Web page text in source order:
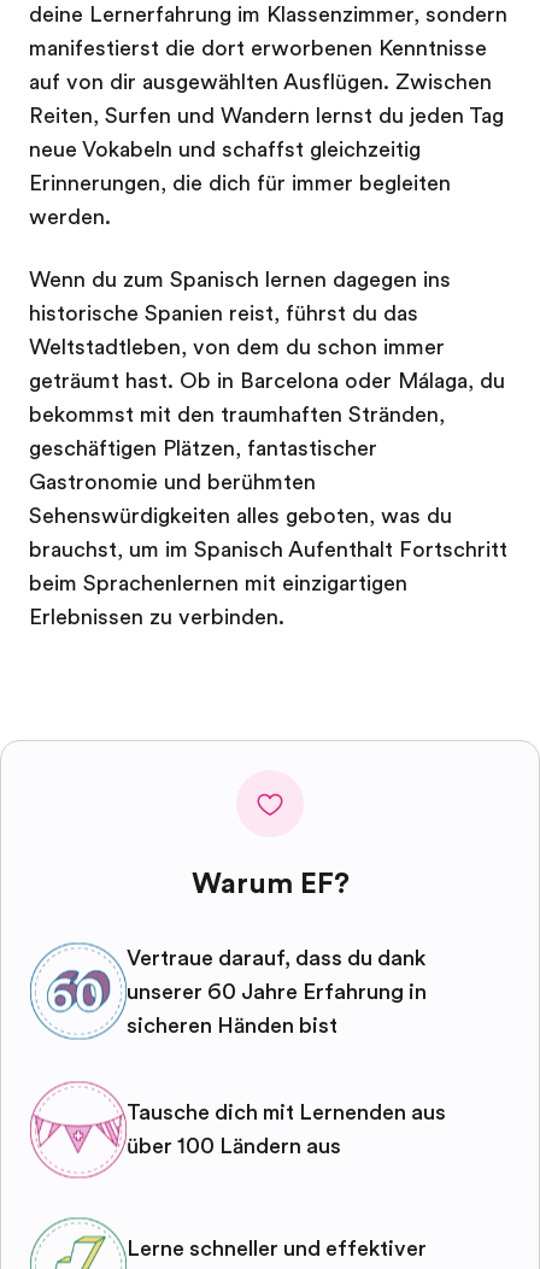
deine Lernerfahrung im Klassenzimmer, sondern
manifestierst die dort erworbenen Kenntnisse
auf von dir ausgewählten Ausflügen. Zwischen
Reiten, Surfen und Wandern lernst du jeden Tag
neue Vokabeln und schaffst gleichzeitig
Erinnerungen, die dich für immer begleiten
werden.
Wenn du zum Spanisch lernen dagegen ins
historische Spanien reist, führst du das
Weltstadtleben, von dem du schon immer
geträumt hast. Ob in Barcelona oder Málaga, du
bekommst mit den traumhaften Stränden,
geschäftigen Plätzen, fantastischer
Gastronomie und berühmten
Sehenswürdigkeiten alles geboten, was du
brauchst, um im Spanisch Aufenthalt Fortschritt
beim Sprachenlernen mit einzigartigen
Erlebnissen zu verbinden.
Warum EF?
Vertraue darauf, dass du dank
unserer 60 Jahre Erfahrung in
sicheren Händen bist
Tausche dich mit Lernenden aus
über 100 Ländern aus
Lerne schneller und effektiver